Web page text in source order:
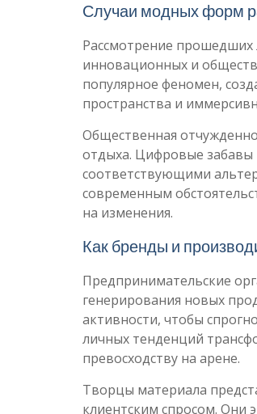
Случаи модных форм
Рассмотрение прошедших
инновационных и
популярное феномен,
пространства и
Общественная
отдыха. Цифровые забавы
соответствующими
современным
на изменения.
Как бренды и
Предпринимательские
генерирования новых
активности, чтобы
личных тенденций
превосходству на арене.
Творцы материала
клиентским спросом. Они